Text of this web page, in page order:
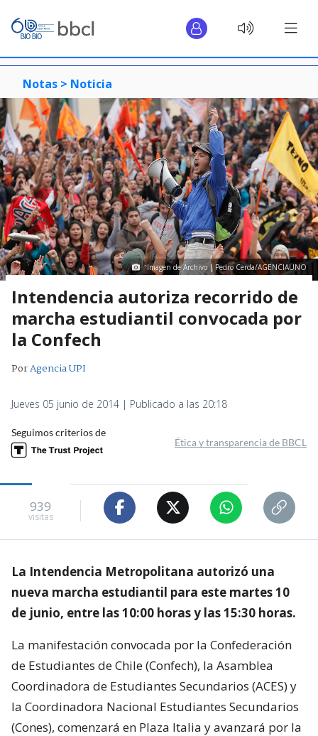
Notas > Noticia
Imagen de Archivo | Pedro Cerda/AGENCIAUNO
Intendencia autoriza recorrido de
marcha estudiantil convocada por
la Confech
PorAgencia UPI
Jueves 05 junio de 2014 | Publicado a las 20:18
Seguimos criterios de
Ética y transparencia de BBCL
939
visitas
La Intendencia Metropolitana autorizó una
nueva marcha estudiantil para este martes 10
de junio, entre las 10:00 horas y las 15:30 horas.
La manifestación convocada por la Confederación
de Estudiantes de Chile (Confech), la Asamblea
Coordinadora de Estudiantes Secundarios (ACES) y
la Coordinadora Nacional Estudiantes Secundarios
(Cones), comenzará en Plaza Italia y avanzará por la